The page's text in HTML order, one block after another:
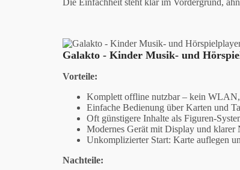
Die Einfachheit steht klar im Vordergrund,
Galakto - Kinder Musik- und
Vorteile:
Komplett offline nutzbar – kein
Einfache Bedienung über Karten und
Oft günstigere Inhalte als Figuren-
Modernes Gerät mit Display und klarer
Unkomplizierter Start: Karte auflegen
Nachteile: